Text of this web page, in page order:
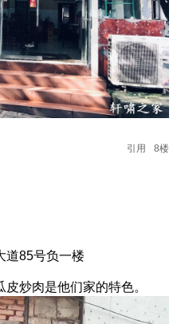
引用 8楼
道85号负一楼
炒肉是他们家的特色。